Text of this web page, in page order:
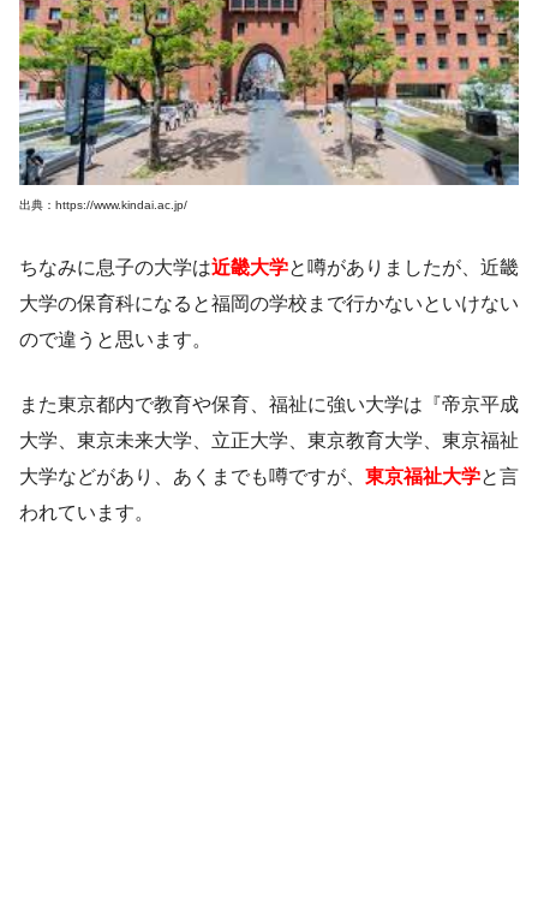
出典：https://www.kindai.ac.jp/
ちなみに息子の大学は近畿大学と噂がありましたが、 近畿
大学の保育科になると福岡の学校まで行かないといけない
ので違うと思います。
また東京都内で教育や保育、福祉に強い大学は『帝京平成
大学、東京未来大学、立正大学、東京教育大学、東京福祉
大学などがあり、あくまでも噂ですが、 東京福祉大学と言
われています。